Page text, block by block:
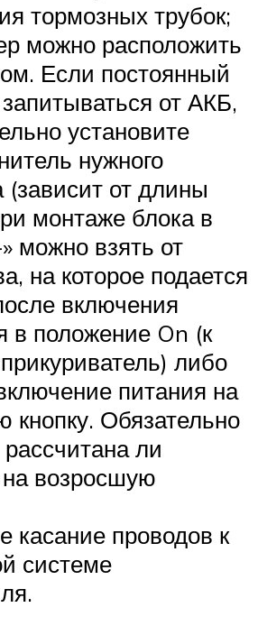
тормозных трубок;
можно расположить
Если постоянный
запитываться от АКБ,
установите
нужного
от длины
монтаже блока в
можно взять от
на которое подается
включения
в положение On (к
либо
питания на
кнопку. Обязательно
ли
возросшую
касание проводов к
системе